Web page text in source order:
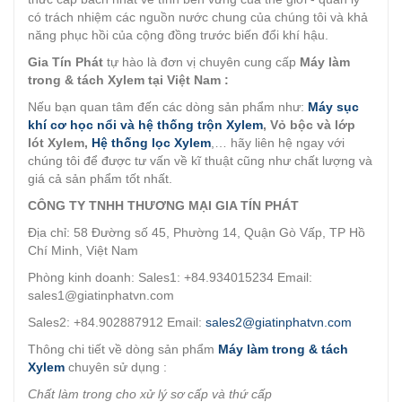
có trách nhiệm các nguồn nước chung của chúng tôi và khả
năng phục hồi của cộng đồng trước biến đổi khí hậu.
Gia Tín Phát tự hào là đơn vị chuyên cung cấp Máy làm
trong & tách Xylem tại Việt Nam :
Nếu bạn quan tâm đến các dòng sản phẩm như: Máy sục
khí cơ học nổi và hệ thống trộn Xylem, Vỏ bộc và lớp
lót Xylem, Hệ thống lọc Xylem ,… hãy liên hệ ngay với
chúng tôi để được tư vấn về kĩ thuật cũng như chất lượng và
giá cả sản phẩm tốt nhất.
CÔNG TY TNHH THƯƠNG MẠI GIA TÍN PHÁT
Địa chỉ: 58 Đường số 45, Phường 14, Quận Gò Vấp, TP Hồ
Chí Minh, Việt Nam
Phòng kinh doanh: Sales1: +84.934015234 Email:
sales1@giatinphatvn.com
Sales2: +84.902887912 Email: sales2@giatinphatvn.com
Thông chi tiết về dòng sản phẩm Máy làm trong & tách
Xylem chuyên sử dụng :
Chất làm trong cho xử lý sơ cấp và thứ cấp